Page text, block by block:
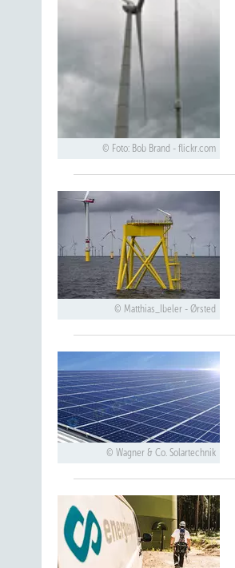
Foto: Bob Brand - flickr.com
Matthias_Ibeler - Ørsted
Wagner & Co. Solartechnik